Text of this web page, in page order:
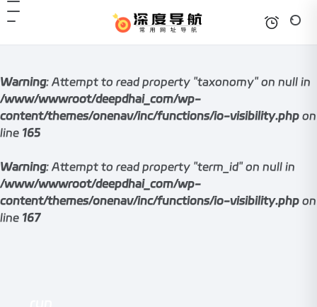
Warning: Attempt to read property "taxonomy" on null in
/www/wwwroot/deepdhai_com/wp-
content/themes/onenav/inc/functions/io-visibility.php on
line 165
Warning: Attempt to read property "term_id" on null in
/www/wwwroot/deepdhai_com/wp-
content/themes/onenav/inc/functions/io-visibility.php on
line 167